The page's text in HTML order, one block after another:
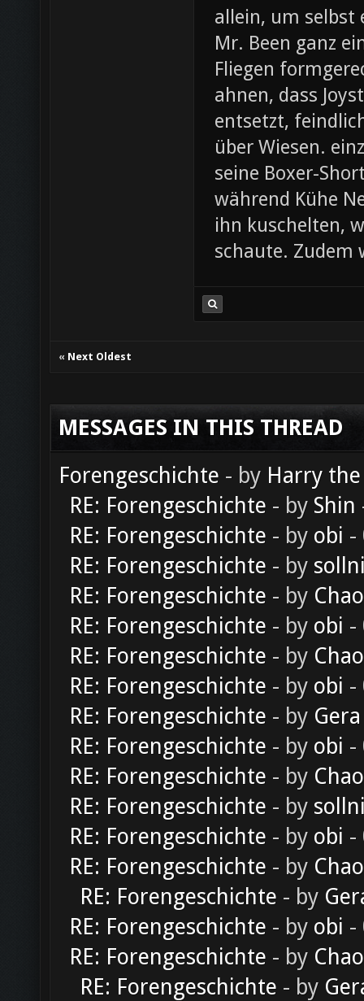
allein, um selbst
Mr. Been ganz
Fliegen
ahnen, dass
entsetzt,
über Wiesen.
seine Boxer-
während Kühe
ihn kuschelten,
schaute. Zudem
« Next Oldest
MESSAGES IN THIS THREAD
Forengeschichte - by Harry
RE: Forengeschichte - by Shin
RE: Forengeschichte - by obi -
RE: Forengeschichte - by
RE: Forengeschichte - by
RE: Forengeschichte - by obi -
RE: Forengeschichte - by
RE: Forengeschichte - by obi -
RE: Forengeschichte - by Gera
RE: Forengeschichte - by obi -
RE: Forengeschichte - by
RE: Forengeschichte - by
RE: Forengeschichte - by obi -
RE: Forengeschichte - by
RE: Forengeschichte - by
RE: Forengeschichte - by obi -
RE: Forengeschichte - by
RE: Forengeschichte - by